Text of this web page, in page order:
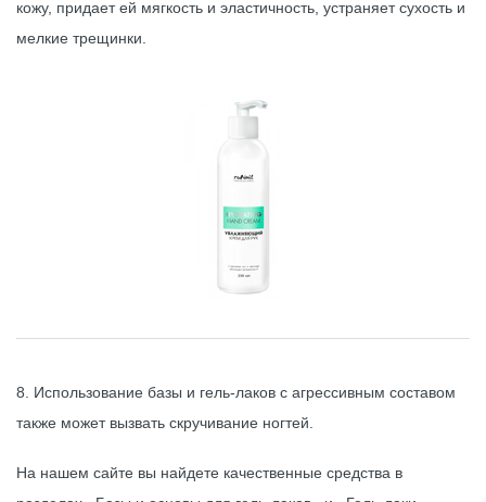
кожу, придает ей мягкость и эластичность, устраняет сухость и
мелкие трещинки.
8. Использование базы и гель-лаков с агрессивным составом
также может вызвать скручивание ногтей.
На нашем сайте вы найдете качественные средства в